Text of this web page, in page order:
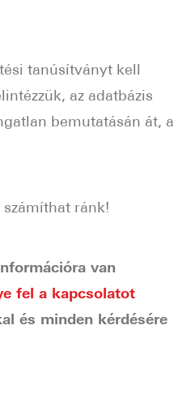
tanúsítványt kell
az adatbázis
bemutatásán át, a
ránk!
van
fel a kapcsolatot
és minden kérdésére